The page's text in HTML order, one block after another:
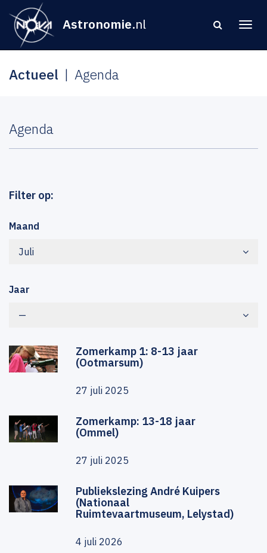
Astronomie.nl
Actueel Agenda
Agenda
Filter op:
Maand
Juli
Jaar
—
Zomerkamp 1: 8-13 jaar
(Ootmarsum)
27 juli 2025
Zomerkamp: 13-18 jaar
(Ommel)
27 juli 2025
Publiekslezing André Kuipers
(Nationaal
Ruimtevaartmuseum, Lelystad)
4 juli 2026